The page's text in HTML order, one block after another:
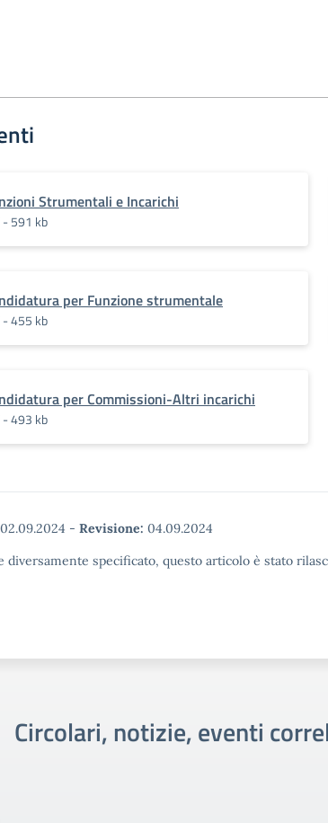
Strumentali e Incarichi
- 591 kb
per Funzione strumentale
- 455 kb
per Commissioni-Altri incarichi
- 493 kb
02.09.2024 - Revisione: 04.09.2024
diversamente specificato, questo articolo è stato
Circolari, notizie, eventi